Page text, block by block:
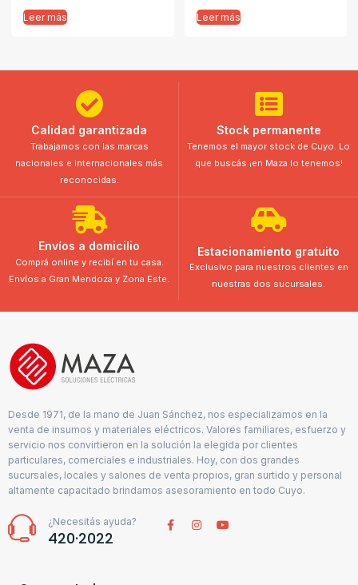
Leer más Leer más
Calidad garantizada
Trabajamos con las marcas
nacionales e internacionales más
reconocidas.
Stock permanente
Tenemos el mayor stock de Cuyo. Lo
que buscás ¡en Maza lo tenemos!
Envíos a domicilio
Comprá online y recibí en tu casa.
Envíos a Gran Mendoza y Zona Este.
Estacionamiento gratuito
Exclusivo para nuestros clientes en
nuestras dos sucursales.
Desde 1971, de la mano de Juan Sánchez, nos especializamos en la
venta de insumos y materiales eléctricos. Valores familiares, esfuerzo y
servicio nos convirtieron en la solución la elegida por clientes
particulares, comerciales e industriales. Hoy, con dos grandes
sucursales, locales y salones de venta propios, gran surtido y personal
altamente capacitado brindamos asesoramiento en todo Cuyo.
¿Necesitás ayuda?
420·2022